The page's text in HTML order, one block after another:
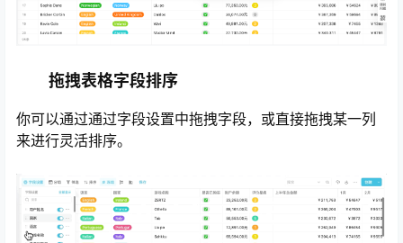
拖拽表格字段排序
你可以通过通过字段设置中拖拽字段，或直接拖拽某一列
来进行灵活排序。